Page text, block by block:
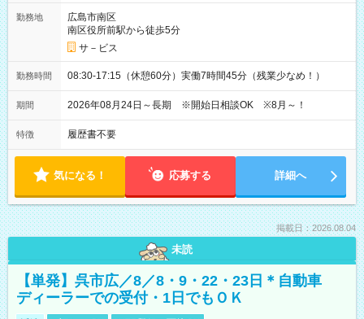
勤務地
広島市南区
南区役所前駅から徒歩5分
サ－ビス
勤務時間 08:30-17:15（休憩60分）実働7時間45分（残業少なめ！）
期間 2026年08月24日～長期 ※開始日相談OK ※8月～！
特徴 履歴書不要
気になる！ 応募する 詳細へ
掲載日：2026.08.04
未読
【単発】呉市広／8／8・9・22・23日＊自動車
ディーラーでの受付・1日でもＯＫ